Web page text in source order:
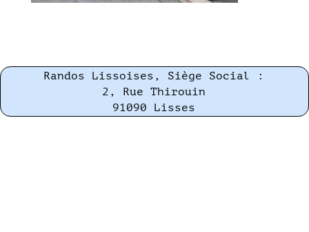
Randos Lissoises, Siège Social :
2, Rue Thirouin
91090 Lisses